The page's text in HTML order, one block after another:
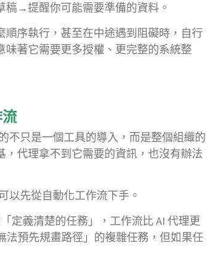
→提醒你可能需要準備的資料。
序執行，甚至在中途遇到阻礙時，自行
著它需要更多授權、更完整的系統整
不只是一個工具的導入，而是整個組織的
代理拿不到它需要的資訊，也沒有辦法
以先從自動化工作流下手。
定義清楚的任務」，工作流比 AI 代理更
法預先規畫路徑」的複雜任務，但如果任